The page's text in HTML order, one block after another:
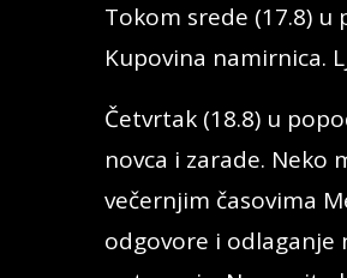
Tokom srede (17.8)
Kupovina namirnica.
Četvrtak (18.8) u
novca i zarade. Neko
večernjim časovima
odgovore i odlaganje